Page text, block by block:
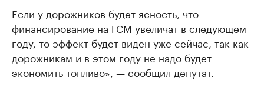
Если у дорожников будет ясность, что
финансирование на ГСМ увеличат в следующем
году, то эффект будет виден уже сейчас, так как
дорожникам и в этом году не надо будет
экономить топливо», — сообщил депутат.